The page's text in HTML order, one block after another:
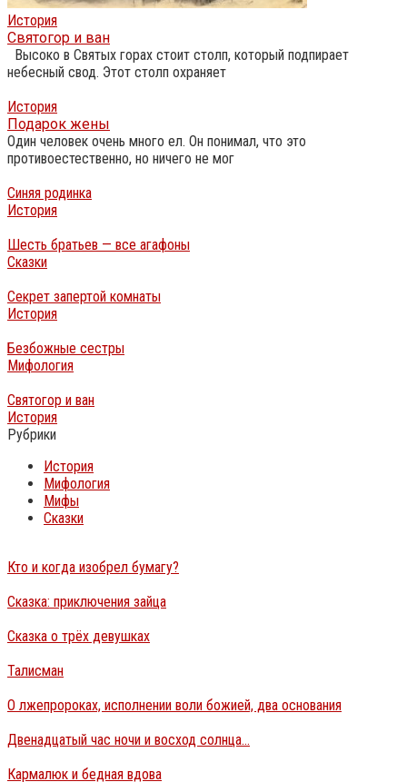
История
Святогор и ван
Высоко в Святых горах стоит столп, который подпирает
небесный свод. Этот столп охраняет
История
Подарок жены
Один человек очень много ел. Он понимал, что это
противоестественно, но ничего не мог
Синяя родинка
История
Шесть братьев — все агафоны
Сказки
Секрет запертой комнаты
История
Безбожные сестры
Мифология
Святогор и ван
История
Рубрики
История
Мифология
Мифы
Сказки
Кто и когда изобрел бумагу?
Сказка: приключения зайца
Сказка о трёх девушках
Талисман
О лжепророках, исполнении воли божией, два основания
Двенадцатый час ночи и восход солнца…
Кармалюк и бедная вдова